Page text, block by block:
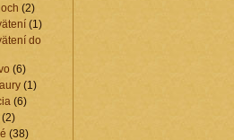
(2)
(1)
do
(6)
(1)
(6)
(2)
(38)